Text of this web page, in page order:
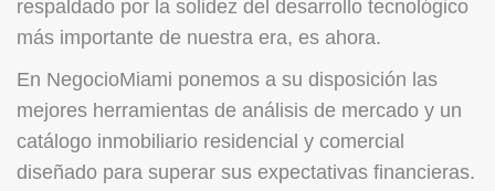
respaldado por la solidez del desarrollo tecnológico
más importante de nuestra era, es ahora.
En NegocioMiami ponemos a su disposición las
mejores herramientas de análisis de mercado y un
catálogo inmobiliario residencial y comercial
diseñado para superar sus expectativas financieras.